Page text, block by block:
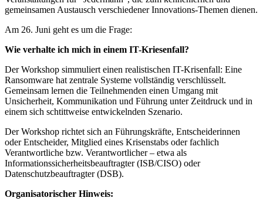
gemeinsamen Austausch verschiedener Innovations-Themen dienen.
Am 26. Juni geht es um die Frage:
Wie verhalte ich mich in einem IT-Kriesenfall?
Der Workshop simmuliert einen realistischen IT-Krisenfall: Eine
Ransomware hat zentrale Systeme vollständig verschlüsselt.
Gemeinsam lernen die Teilnehmenden einen Umgang mit
Unsicherheit, Kommunikation und Führung unter Zeitdruck und in
einem sich schtittweise entwickelnden Szenario.
Der Workshop richtet sich an Führungskräfte, Entscheiderinnen
oder Entscheider, Mitglied eines Krisenstabs oder fachlich
Verantwortliche bzw. Verantwortlicher – etwa als
Informationssicherheitsbeauftragter (ISB/CISO) oder
Datenschutzbeauftragter (DSB).
Organisatorischer Hinweis: